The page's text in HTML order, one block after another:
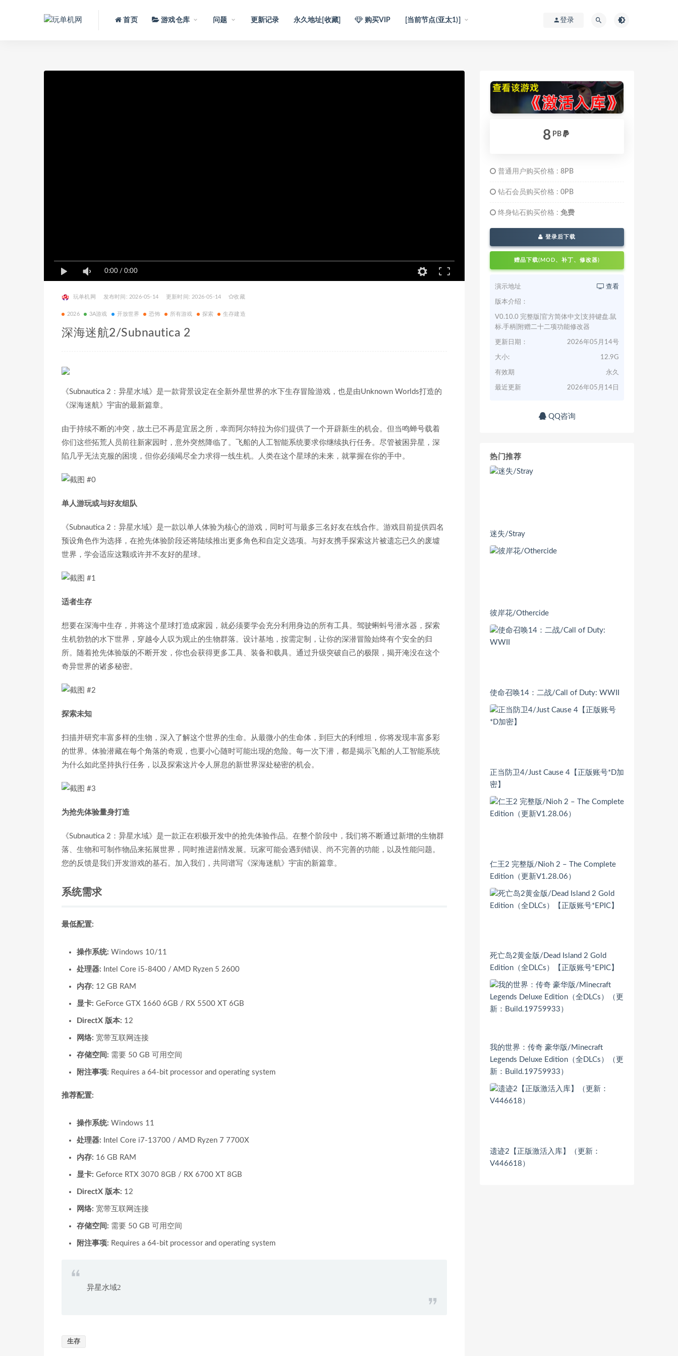
首页 游戏仓库 问题 更新记录 永久地址[收藏] 购买VIP [当前节点(亚太1)] 登录
0:00 / 0:00
玩单机网 发布时间: 2026-05-14 更新时间: 2026-05-14 收藏
2026 3A游戏 开放世界 恐怖 所有游戏 探索 生存建造
深海迷航2/Subnautica 2
《Subnautica 2：异星水域》是一款背景设定在全新外星世界的水下生存冒险游戏，也是由Unknown Worlds打造的
《深海迷航》宇宙的最新篇章。
由于持续不断的冲突，故土已不再是宜居之所，幸而阿尔特拉为你们提供了一个开辟新生的机会。但当鸣蝉号载着
你们这些拓荒人员前往新家园时，意外突然降临了。飞船的人工智能系统要求你继续执行任务。尽管被困异星，深
陷几乎无法克服的困境，但你必须竭尽全力求得一线生机。人类在这个星球的未来，就掌握在你的手中。
单人游玩或与好友组队
《Subnautica 2：异星水域》是一款以单人体验为核心的游戏，同时可与最多三名好友在线合作。游戏目前提供四名
预设角色作为选择，在抢先体验阶段还将陆续推出更多角色和自定义选项。与好友携手探索这片被遗忘已久的废墟
世界，学会适应这颗或许并不友好的星球。
适者生存
想要在深海中生存，并将这个星球打造成家园，就必须要学会充分利用身边的所有工具。驾驶蝌蚪号潜水器，探索
生机勃勃的水下世界，穿越令人叹为观止的生物群落。设计基地，按需定制，让你的深潜冒险始终有个安全的归
所。随着抢先体验版的不断开发，你也会获得更多工具、装备和载具。通过升级突破自己的极限，揭开淹没在这个
奇异世界的诸多秘密。
探索未知
扫描并研究丰富多样的生物，深入了解这个世界的生命。从最微小的生命体，到巨大的利维坦，你将发现丰富多彩
的世界。体验潜藏在每个角落的奇观，也要小心随时可能出现的危险。每一次下潜，都是揭示飞船的人工智能系统
为什么如此坚持执行任务，以及探索这片令人屏息的新世界深处秘密的机会。
为抢先体验量身打造
《Subnautica 2：异星水域》是一款正在积极开发中的抢先体验作品。在整个阶段中，我们将不断通过新增的生物群
落、生物和可制作物品来拓展世界，同时推进剧情发展。玩家可能会遇到错误、尚不完善的功能，以及性能问题。
您的反馈是我们开发游戏的基石。加入我们，共同谱写《深海迷航》宇宙的新篇章。
系统需求
最低配置:
操作系统: Windows 10/11
处理器: Intel Core i5-8400 / AMD Ryzen 5 2600
内存: 12 GB RAM
显卡: GeForce GTX 1660 6GB / RX 5500 XT 6GB
DirectX 版本: 12
网络: 宽带互联网连接
存储空间: 需要 50 GB 可用空间
附注事项: Requires a 64-bit processor and operating system
推荐配置:
操作系统: Windows 11
处理器: Intel Core i7-13700 / AMD Ryzen 7 7700X
内存: 16 GB RAM
显卡: Geforce RTX 3070 8GB / RX 6700 XT 8GB
DirectX 版本: 12
网络: 宽带互联网连接
存储空间: 需要 50 GB 可用空间
附注事项: Requires a 64-bit processor and operating system
异星水域2
生存
8 PB
普通用户购买价格 : 8PB
钻石会员购买价格 : 0PB
终身钻石购买价格 : 免费
登录后下载
赠品下载(MOD、补丁、修改器)
演示地址 查看
版本介绍：
V0.10.0 完整版|官方简体中文|支持键盘.鼠
标.手柄|附赠二十二项功能修改器
更新日期： 2026年05月14号
大小: 12.9G
有效期 永久
最近更新 2026年05月14日
QQ咨询
热门推荐
迷失/Stray
彼岸花/Othercide
使命召唤14：二战/Call of Duty: WWII
正当防卫4/Just Cause 4【正版账号*D加
密】
仁王2 完整版/Nioh 2 – The Complete
Edition（更新V1.28.06）
死亡岛2黄金版/Dead Island 2 Gold
Edition（全DLCs）【正版账号*EPIC】
我的世界：传奇 豪华版/Minecraft
Legends Deluxe Edition（全DLCs）（更
新：Build.19759933）
遗迹2【正版激活入库】（更新：
V446618）